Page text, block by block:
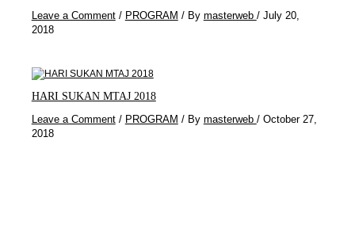
Leave a Comment / PROGRAM / By masterweb / July 20,
2018
HARI SUKAN MTAJ 2018
Leave a Comment / PROGRAM / By masterweb / October 27,
2018